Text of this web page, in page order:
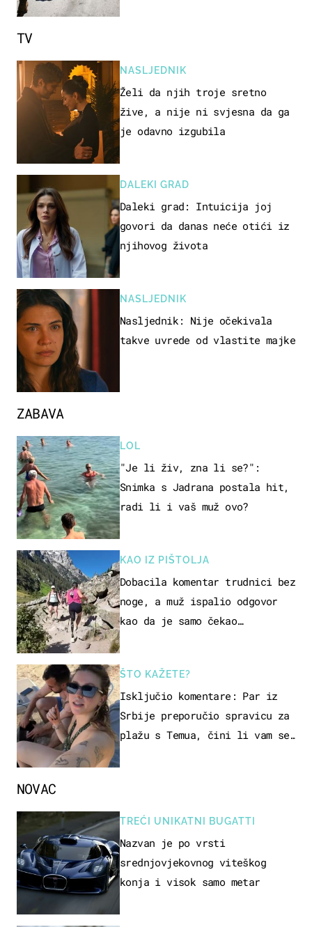
ZABAVA
LOL
"Je li živ, zna li se?":
Snimka s Jadrana postala hit,
radi li i vaš muž ovo?
KAO IZ PIŠTOLJA
Dobacila komentar trudnici bez
noge, a muž ispalio odgovor
kao da je samo čekao…
ŠTO KAŽETE?
Isključio komentare: Par iz
Srbije preporučio spravicu za
plažu s Temua, čini li vam se
TV
NASLJEDNIK
Želi da njih troje sretno
žive, a nije ni svjesna da ga
je odavno izgubila
DALEKI GRAD
Daleki grad: Intuicija joj
govori da danas neće otići iz
njihovog života
NASLJEDNIK
Nasljednik: Nije očekivala
takve uvrede od vlastite majke
NOVAC
TREĆI UNIKATNI BUGATTI
Nazvan je po vrsti
srednjovjekovnog viteškog
konja i visok samo metar